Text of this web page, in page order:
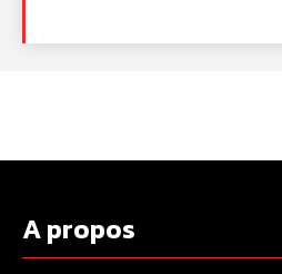
A propos